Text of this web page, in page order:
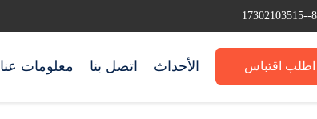
معلومات عنا اتصل بنا الأحداث اطلب اقتباس